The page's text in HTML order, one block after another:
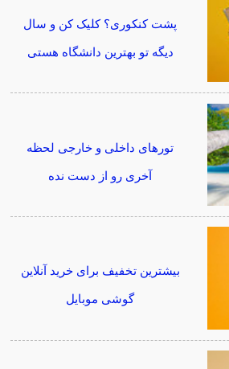
پشت کنکوری؟ کلیک کن و سال
دیگه تو بهترین دانشگاه هستی
تورهای داخلی و خارجی لحظه
آخری رو از دست نده
بیشترین تخفیف برای خرید آنلاین
گوشی موبایل